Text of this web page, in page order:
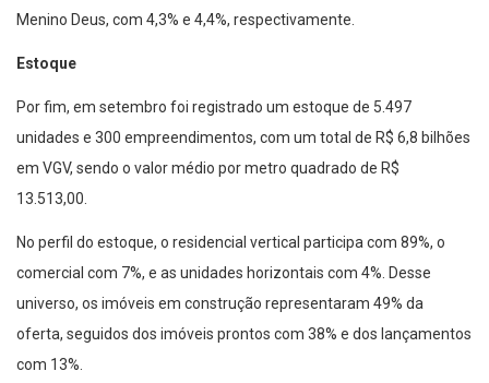
Menino Deus, com 4,3% e 4,4%, respectivamente.
Estoque
Por fim, em setembro foi registrado um estoque de 5.497
unidades e 300 empreendimentos, com um total de R$ 6,8 bilhões
em VGV, sendo o valor médio por metro quadrado de R$
13.513,00.
No perfil do estoque, o residencial vertical participa com 89%, o
comercial com 7%, e as unidades horizontais com 4%. Desse
universo, os imóveis em construção representaram 49% da
oferta, seguidos dos imóveis prontos com 38% e dos lançamentos
com 13%.